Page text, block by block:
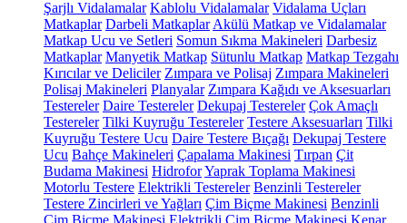
Şarjlı Vidalamalar Kablolu Vidalamalar Vidalama Uçları
Matkaplar Darbeli Matkaplar Akülü Matkap ve Vidalamalar
Matkap Ucu ve Setleri Somun Sıkma Makineleri Darbesiz
Matkaplar Manyetik Matkap Sütunlu Matkap Matkap Tezgahı
Kırıcılar ve Deliciler Zımpara ve Polisaj Zımpara Makineleri
Polisaj Makineleri Planyalar Zımpara Kağıdı ve Aksesuarları
Testereler Daire Testereler Dekupaj Testereler Çok Amaçlı
Testereler Tilki Kuyruğu Testereler Testere Aksesuarları Tilki
Kuyruğu Testere Ucu Daire Testere Bıçağı Dekupaj Testere
Ucu Bahçe Makineleri Çapalama Makinesi Tırpan Çit
Budama Makinesi HidroforYaprak Toplama Makinesi
Motorlu Testere Elektrikli Testereler Benzinli Testereler
Testere Zincirleri ve Yağları Çim Biçme Makinesi Benzinli
Çim Biçme Makinesi Elektrikli Çim Biçme Makinesi Kenar